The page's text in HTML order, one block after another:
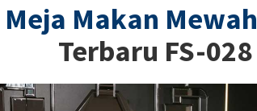
Meja Makan Mewah
Terbaru FS-028